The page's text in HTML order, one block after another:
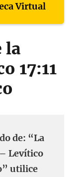
Virtual
la
17:11
de: “La
Levítico
utilice